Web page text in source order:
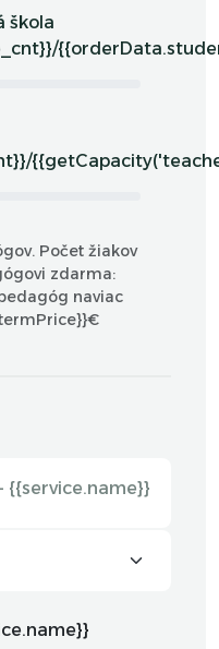
škola
Počet žiakov
zdarma:
naviac
{{service.name}}